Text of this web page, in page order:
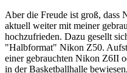
Aber die Freude ist groß, dass
aktuell weiter mit meiner
hochzufrieden. Dazu gesellt
"Halbformat" Nikon Z50.
einer gebrauchten Nikon Z6II
in der Basketballhalle